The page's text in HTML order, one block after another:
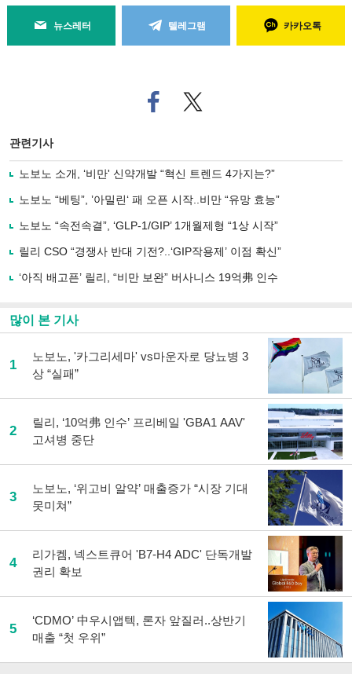
뉴스레터 텔레그램 카카오톡
페
이
로
기
사
유
기
트위
터로
관련기사
노보노 소개, ‘비만' 신약개발 “혁신 트렌드 4가지는?”
노보노 “베팅”, ’아밀린‘ 패 오픈 시작..비만 “유망 효능”
노보노 “속전속결”, ‘GLP-1/GIP’ 1개월제형 “1상 시작”
릴리 CSO “경쟁사 반대 기전?..‘GIP작용제’ 이점 확신”
‘아직 배고픈’ 릴리, “비만 보완” 버사니스 19억弗 인수
많이 본 기사
1
노보노, '카그리세마' vs마운자로 당뇨병 3
상 “실패”
2
릴리, ‘10억弗 인수’ 프리베일 'GBA1 AAV'
고셔병 중단
3
노보노, ‘위고비 알약’ 매출증가 “시장 기대
못미쳐”
4
리가켐, 넥스트큐어 'B7-H4 ADC' 단독개발
권리 확보
5
‘CDMO’ 中우시앱텍, 론자 앞질러..상반기
매출 “첫 우위”